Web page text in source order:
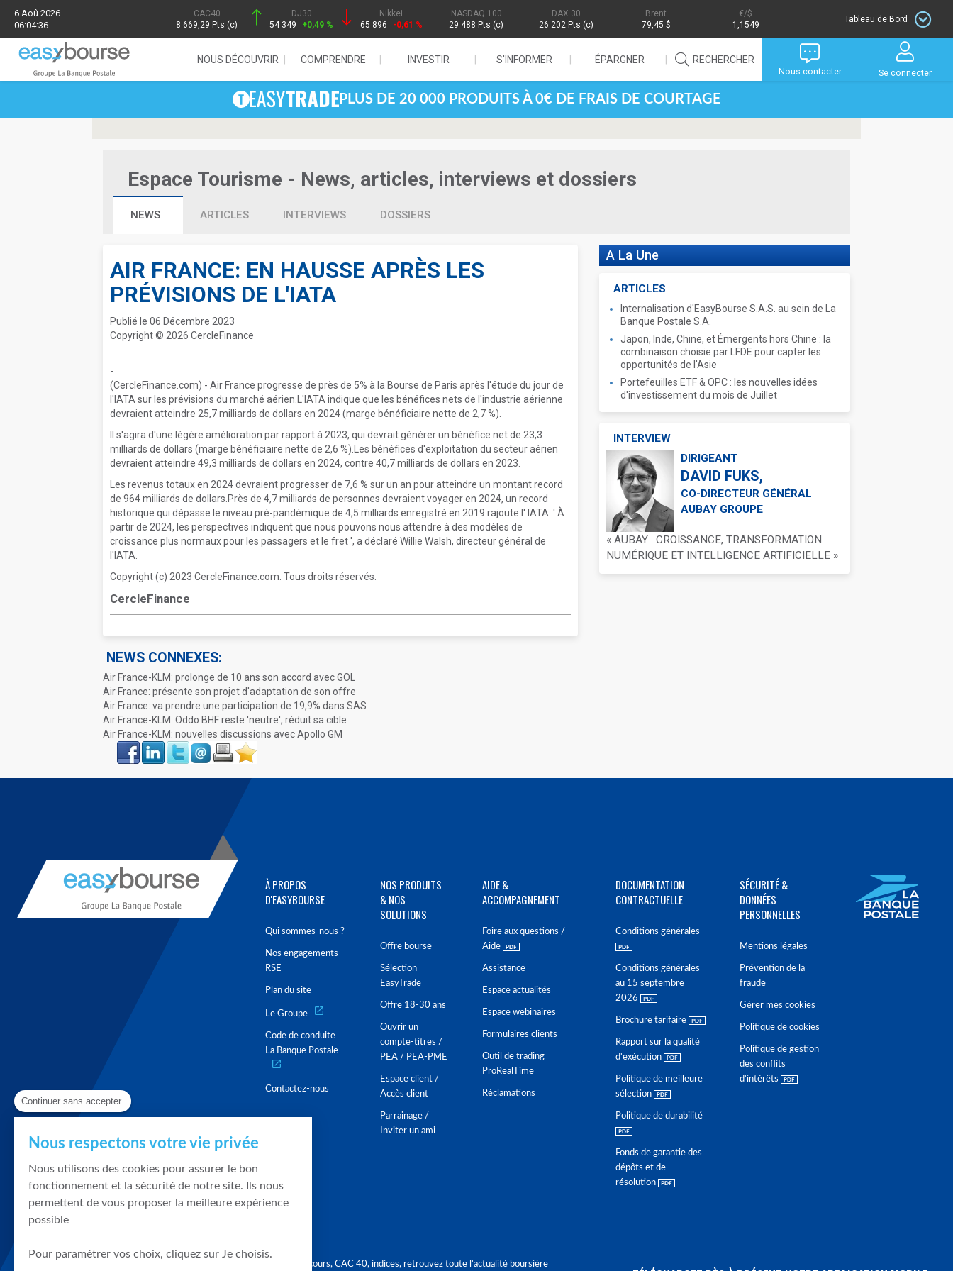
6 Aoû 2026
06:04:36
CAC40
8 669,29 Pts (c)
DJ30
54 349
+0,49 %
Nikkei
65 896
-0,61 %
NASDAQ 100
29 488 Pts (c)
DAX 30
26 202 Pts (c)
Brent
79,45 $
/$
1,1549
Tableau de Bord
NOUS DÉCOUVRIR COMPRENDRE INVESTIR S'INFORMER ÉPARGNER RECHERCHER
Nous contacter Se connecter
PLUS DE 20 000 PRODUITS À 0€ DE FRAIS DE COURTAGE
Espace Tourisme - News, articles, interviews et dossiers
NEWS ARTICLES INTERVIEWS DOSSIERS
AIR FRANCE: EN HAUSSE APRÈS LES
PRÉVISIONS DE L'IATA
Publié le 06 Décembre 2023
Copyright © 2026 CercleFinance
-
(CercleFinance.com) - Air France progresse de près de 5% à la Bourse de Paris après l'étude du jour de
l'IATA sur les prévisions du marché aérien.L'IATA indique que les bénéfices nets de l'industrie aérienne
devraient atteindre 25,7 milliards de dollars en 2024 (marge bénéficiaire nette de 2,7 %).
Il s'agira d'une légère amélioration par rapport à 2023, qui devrait générer un bénéfice net de 23,3
milliards de dollars (marge bénéficiaire nette de 2,6 %).Les bénéfices d'exploitation du secteur aérien
devraient atteindre 49,3 milliards de dollars en 2024, contre 40,7 milliards de dollars en 2023.
Les revenus totaux en 2024 devraient progresser de 7,6 % sur un an pour atteindre un montant record
de 964 milliards de dollars.Près de 4,7 milliards de personnes devraient voyager en 2024, un record
historique qui dépasse le niveau pré-pandémique de 4,5 milliards enregistré en 2019 rajoute l' IATA. ' À
partir de 2024, les perspectives indiquent que nous pouvons nous attendre à des modèles de
croissance plus normaux pour les passagers et le fret ', a déclaré Willie Walsh, directeur général de
l'IATA.
Copyright (c) 2023 CercleFinance.com. Tous droits réservés.
CercleFinance
NEWS CONNEXES:
Air France-KLM: prolonge de 10 ans son accord avec GOL
Air France: présente son projet d'adaptation de son offre
Air France: va prendre une participation de 19,9% dans SAS
Air France-KLM: Oddo BHF reste 'neutre', réduit sa cible
Air France-KLM: nouvelles discussions avec Apollo GM
Face
book
LinkIn Twitter Envoyer ImprimerFavoris
A La Une
ARTICLES
Internalisation d'EasyBourse S.A.S. au sein de La
Banque Postale S.A.
Japon, Inde, Chine, et Émergents hors Chine : la
combinaison choisie par LFDE pour capter les
opportunités de l'Asie
Portefeuilles ETF & OPC : les nouvelles idées
d'investissement du mois de Juillet
INTERVIEW
DIRIGEANT
DAVID FUKS,
CO-DIRECTEUR GÉNÉRAL
AUBAY GROUPE
« AUBAY : CROISSANCE, TRANSFORMATION
NUMÉRIQUE ET INTELLIGENCE ARTIFICIELLE »
À PROPOS
D'EASYBOURSE
Qui sommes-nous ?
Nos engagements
RSE
Plan du site
Le Groupe
Code de conduite
La Banque Postale
Contactez-nous
NOS PRODUITS
& NOS
SOLUTIONS
Offre bourse
Sélection
EasyTrade
Offre 18-30 ans
Ouvrir un
compte-titres /
PEA / PEA-PME
Espace client /
Accès client
Parrainage /
Inviter un ami
AIDE &
ACCOMPAGNEMENT
Foire aux questions /
Aide
Assistance
Espace actualités
Espace webinaires
Formulaires clients
Outil de trading
ProRealTime
Réclamations
DOCUMENTATION
CONTRACTUELLE
Conditions générales
Conditions générales
au 15 septembre
2026
Brochure tarifaire
Rapport sur la qualité
d'exécution
Politique de meilleure
sélection
Politique de durabilité
Fonds de garantie des
dépôts et de
résolution
SÉCURITÉ &
DONNÉES
PERSONNELLES
Mentions légales
Prévention de la
fraude
Gérer mes cookies
Politique de cookies
Politique de gestion
des conflits
d'intérêts
Graphique, cours, CAC 40, indices, retrouvez toute l'actualité boursière
Continuer sans accepter
Nous respectons votre vie privée
Nous utilisons des cookies pour assurer le bon
fonctionnement et la sécurité de notre site. Ils nous
permettent de vous proposer la meilleure expérience
possible
Pour paramétrer vos choix, cliquez sur Je choisis.